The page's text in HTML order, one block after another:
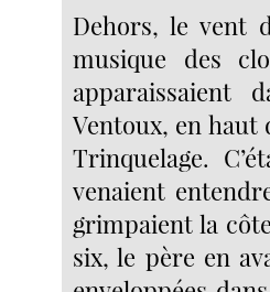
Dehors, le vent
musique des
apparaissaient
Ventoux, en haut
Trinquelage.
venaient
grimpaient la
six, le père en